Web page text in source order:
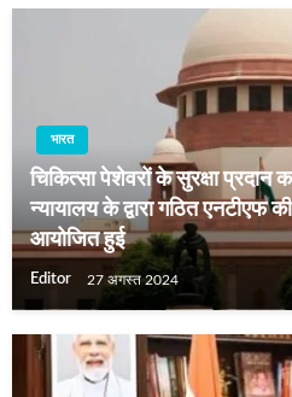
भारत
चिकित्सा पेशेवरों के सुरक्षा प्रदान
न्‍यायालय के द्वारा गठित एनटीएफ
आयोजित हुई
Editor 27 अगस्त 2024